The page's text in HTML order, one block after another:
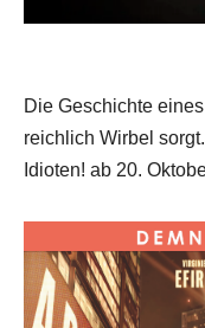
Die Geschichte
reichlich Wirbel
Idioten! ab 20.